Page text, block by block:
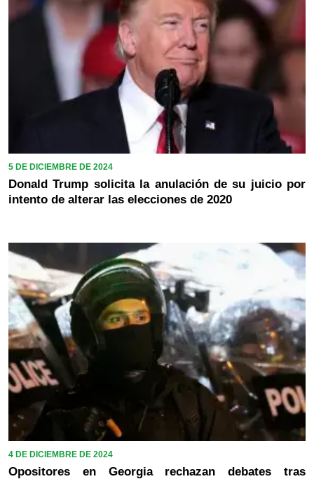
5 DE DICIEMBRE DE 2024
Donald Trump solicita la anulación de su juicio por
intento de alterar las elecciones de 2020
4 DE DICIEMBRE DE 2024
Opositores en Georgia rechazan debates tras